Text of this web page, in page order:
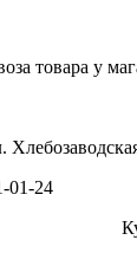
товара у
01-24